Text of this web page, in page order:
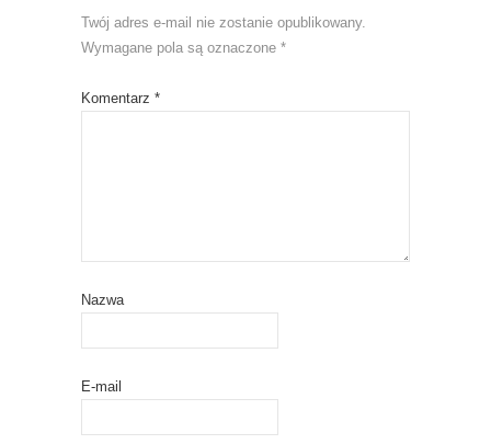
Twój adres e-mail nie zostanie opublikowany.
Wymagane pola są oznaczone *
Komentarz *
Nazwa
E-mail